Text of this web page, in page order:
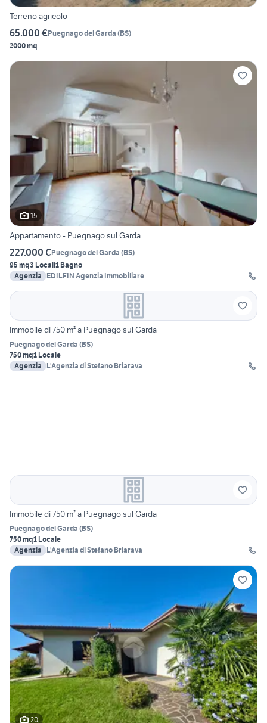
Terreno agricolo
65.000 €Puegnago del Garda (BS)
2000 mq
15
Appartamento - Puegnago sul Garda
227.000 €Puegnago del Garda (BS)
95 mq3 Locali1 Bagno
Agenzia
EDILFIN Agenzia Immobiliare
Immobile di 750 m² a Puegnago sul Garda
Puegnago del Garda (BS)
750 mq1 Locale
Agenzia
L'Agenzia di Stefano Briarava
Immobile di 750 m² a Puegnago sul Garda
Puegnago del Garda (BS)
750 mq1 Locale
Agenzia
L'Agenzia di Stefano Briarava
20